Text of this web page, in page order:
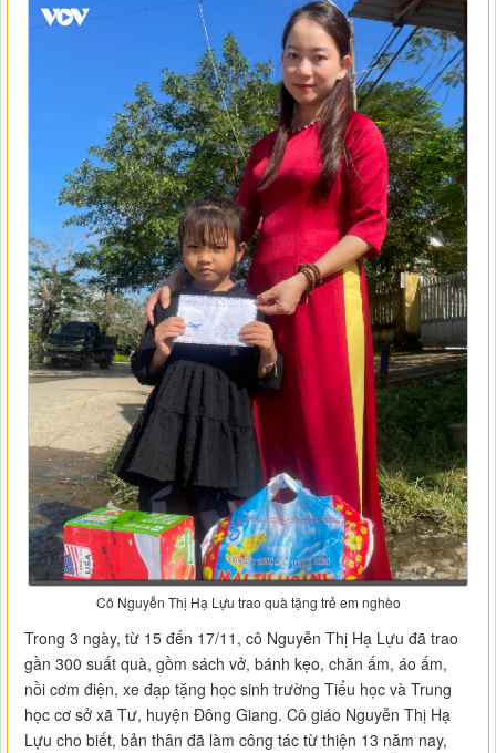
Cô Nguyễn Thị Hạ Lựu trao quà tặng trẻ em nghèo
Trong 3 ngày, từ 15 đến 17/11, cô Nguyễn Thị Hạ Lựu đã trao
gần 300 suất quà, gồm sách vở, bánh kẹo, chăn ấm, áo ấm,
nồi cơm điện, xe đạp tặng học sinh trường Tiểu học và Trung
học cơ sở xã Tư, huyện Đông Giang. Cô giáo Nguyễn Thị Hạ
Lựu cho biết, bản thân đã làm công tác từ thiện 13 năm nay,